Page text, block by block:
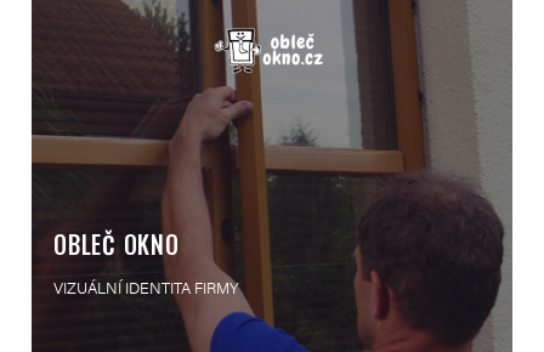
OBLEČ OKNO
VIZUÁLNÍ IDENTITA FIRMY